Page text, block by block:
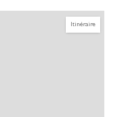
Parcourez le vignoble à
favori des fées : le
Itinéraire